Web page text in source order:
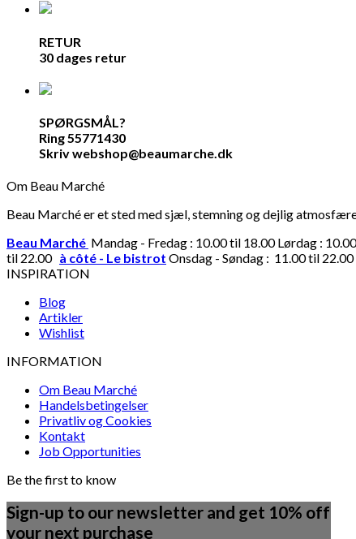
RETUR
30 dages retur
SPØRGSMÅL?
Ring 55771430
Skriv webshop@beaumarche.dk
Om Beau Marché
Beau Marché er et sted med sjæl, stemning og dejlig
Beau Marché Mandag - Fredag : 10.00 til 18.00 Lørdag :
til 22.00 à côté - Le bistrot Onsdag - Søndag : 11.00 til 22.00
INSPIRATION
Blog
Artikler
Wishlist
INFORMATION
Om Beau Marché
Handelsbetingelser
Privatliv og Cookies
Kontakt
Job Opportunities
Be the first to know
Sign-up to our newsletter and get 10% off
your next purchase